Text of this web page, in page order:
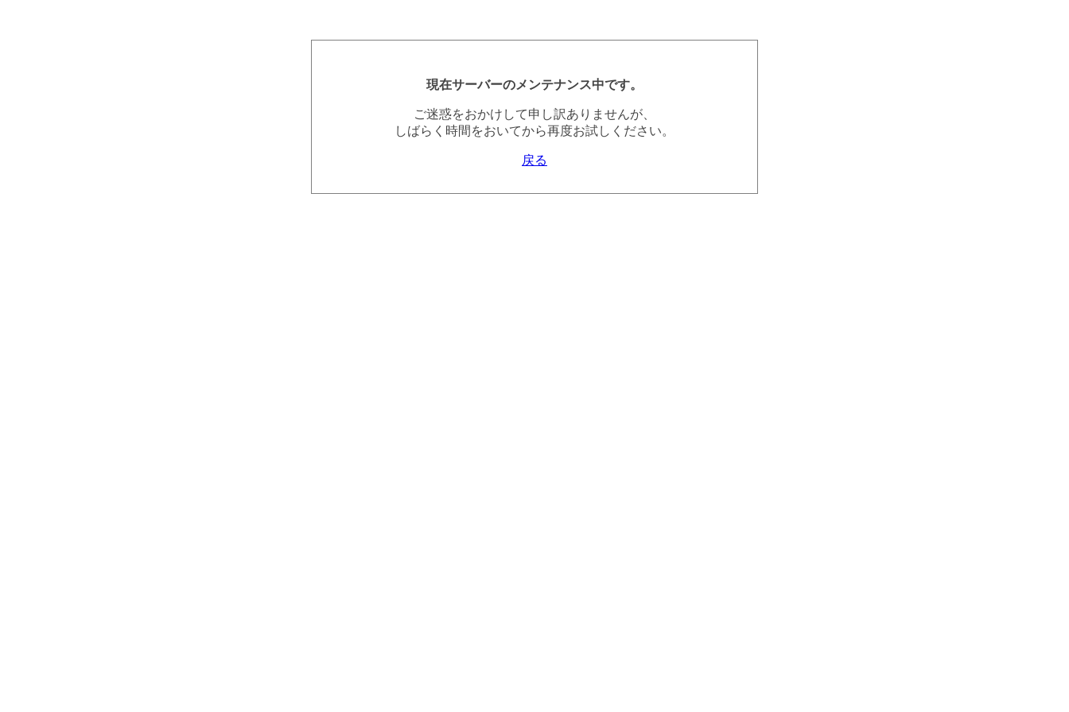
現在サーバーのメンテナンス中です。
ご迷惑をおかけして申し訳ありませんが、
しばらく時間をおいてから再度お試しください。
戻る